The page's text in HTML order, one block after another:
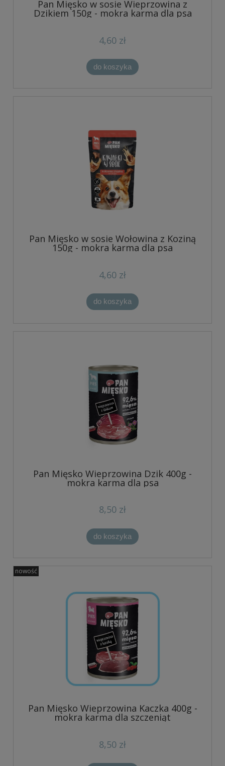
Pan Mięsko w sosie Wieprzowina z
Dzikiem 150g - mokra karma dla psa
4,60 zł
do koszyka
Pan Mięsko w sosie Wołowina z Koziną
150g - mokra karma dla psa
4,60 zł
do koszyka
Pan Mięsko Wieprzowina Dzik 400g -
mokra karma dla psa
8,50 zł
do koszyka
Pan Mięsko Wieprzowina Kaczka 400g -
mokra karma dla szczeniąt
8,50 zł
nowość